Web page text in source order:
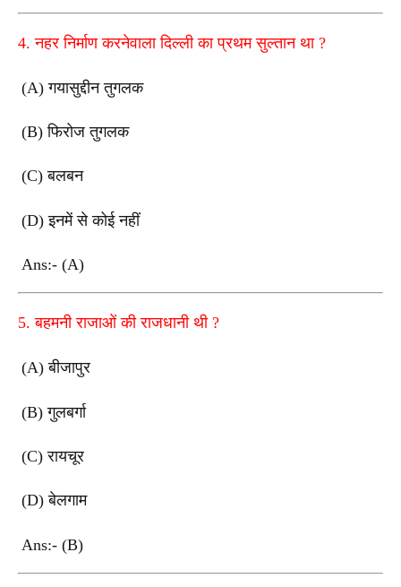
4.नहर निर्माण करनेवाला दिल्ली का प्रथम सुल्तान था ?
(A)गयासुद्दीन तुगलक
(B)फिरोज तुगलक
(C)बलबन
(D)इनमें से कोई नहीं
Ans:- (A)
5.बहमनी राजाओं की राजधानी थी ?
(A)बीजापुर
(B)गुलबर्गा
(C)रायचूर
(D)बेलगाम
Ans:- (B)